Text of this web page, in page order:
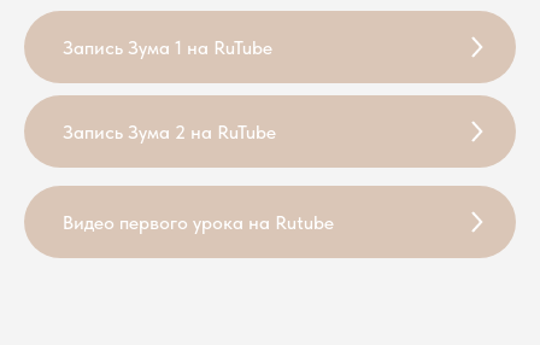
Запись Зума 1 на RuTube
Запись Зума 2 на RuTube
Видео первого урока на Rutube